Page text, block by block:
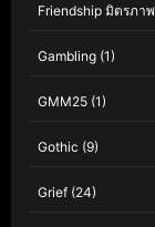
Friendship มิตรภาพ
Gambling (1)
GMM25 (1)
Gothic (9)
Grief (24)